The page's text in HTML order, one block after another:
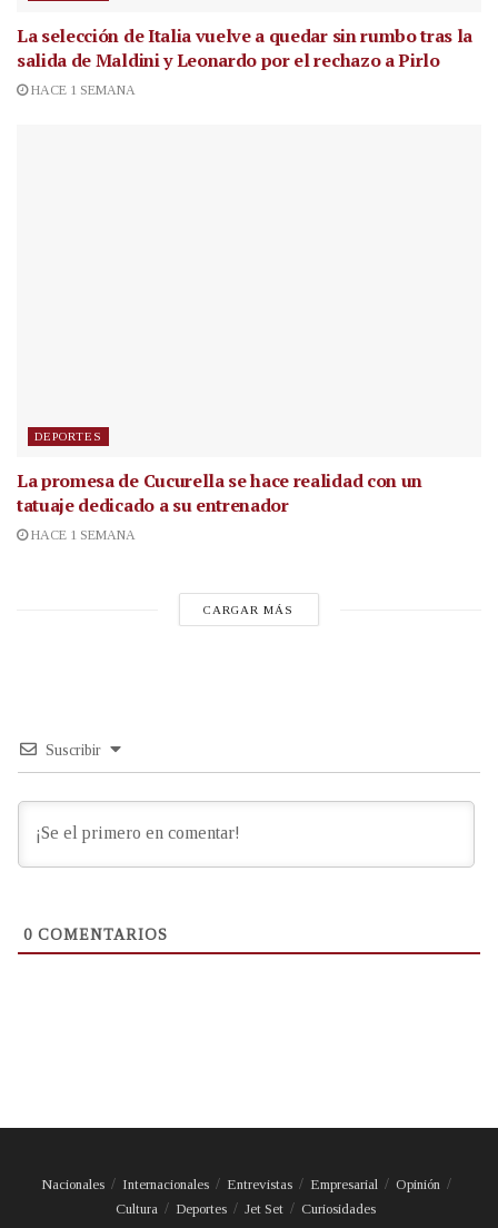
La selección de Italia vuelve a quedar sin rumbo tras la
salida de Maldini y Leonardo por el rechazo a Pirlo
HACE 1 SEMANA
DEPORTES
La promesa de Cucurella se hace realidad con un
tatuaje dedicado a su entrenador
HACE 1 SEMANA
CARGAR MÁS
Suscribir
0 COMENTARIOS
Nacionales Internacionales Entrevistas Empresarial
Opinión
Cultura
Deportes Jet Set Curiosidades